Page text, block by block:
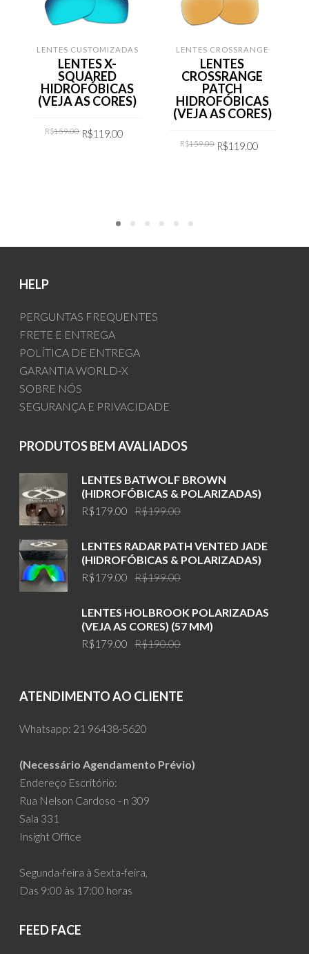
LENTES CUSTOMIZADAS
LENTES X-
SQUARED
HIDROFÓBICAS
(VEJA AS CORES)
R$159.00
Original
price
R$119.00
LENTES CROSSRANGE
LENTES
CROSSRANGE
PATCH
HIDROFÓBICAS
(VEJA AS CORES)
R$159.00
Original
price
R$119.00
HELP
PERGUNTAS FREQUENTES
FRETE E ENTREGA
POLÍTICA DE ENTREGA
GARANTIA WORLD-X
SOBRE NÓS
SEGURANÇA E PRIVACIDADE
PRODUTOS BEM AVALIADOS
LENTES BATWOLF BROWN
(HIDROFÓBICAS & POLARIZADAS)
R$199.00
was:
R$199.00.
R$179.00
is:
R$179.00.
LENTES RADAR PATH VENTED JADE
(HIDROFÓBICAS & POLARIZADAS)
R$199.00
was:
R$199.00.
R$179.00
is:
R$179.00.
LENTES HOLBROOK POLARIZADAS
(VEJA AS CORES) (57 MM)
R$190.00
R$190.00.
R$179.00
R$179.00.
ATENDIMENTO AO CLIENTE
Whatsapp: 21 96438-5620
(Necessário Agendamento Prévio)
Endereço Escritório:
Rua Nelson Cardoso - n 309
Sala 331
Insight Office
Segunda-feira à Sexta-feira,
Das 9:00 às 17:00 horas
FEED FACE